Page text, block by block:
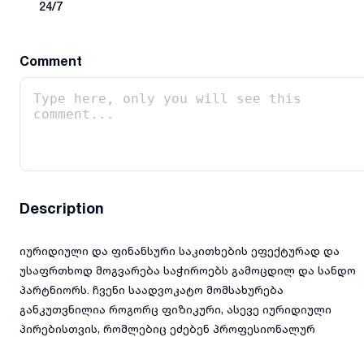
24/7
Comment
Description
იურიდიული და ფინანსური საკითხების ეფექტურად და
უსაფრთხოდ მოგვარება საჭიროებს გამოცდილ და სანდო
პარტნიორს. ჩვენი საადვოკატო მომსახურება
განკუთვნილია როგორც ფიზიკური, ასევე იურიდიული
პირებისთვის, რომლებიც ეძებენ პროფესიონალურ